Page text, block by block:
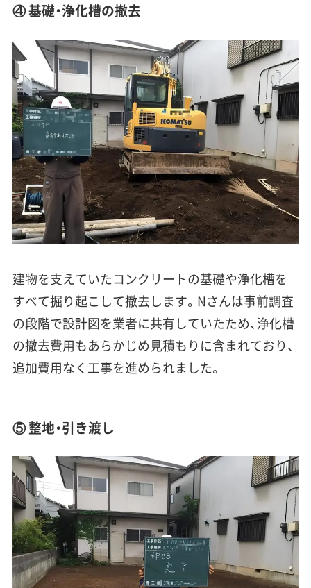
④ 基礎・浄化槽の撤去
建物を支えていたコンクリートの基礎や浄化槽を
すべて掘り起こして撤去します。Nさんは事前調査
の段階で設計図を業者に共有していたため、浄化槽
の撤去費用もあらかじめ見積もりに含まれており、
追加費用なく工事を進められました。
⑤ 整地・引き渡し